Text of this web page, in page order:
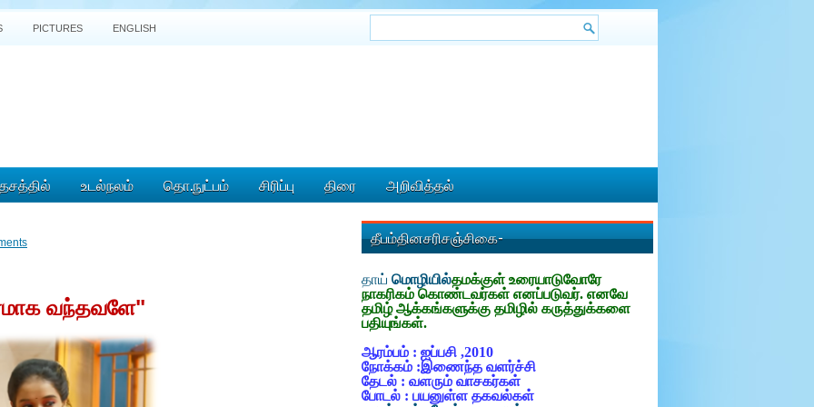
PICTURES ENGLISH
உடல்நலம் தொ.நுட்பம் சிரிப்பு திரை அறிவித்தல்
வந்தவளே"
தீபம்தினசரிசஞ்சிகை-
தாய் மொழியில்தமக்குள் உரையாடுவோரே
நாகரிகம் கொண்டவர்கள் எனப்படுவர். எனவே
தமிழ் ஆக்கங்களுக்கு தமிழில் கருத்துக்களை
பதியுங்கள்.
ஆரம்பம் : ஐப்பசி ,2010
நோக்கம் :இணைந்த வளர்ச்சி
தேடல் : வளரும் வாசகர்கள்
போடல் : பயனுள்ள தகவல்கள்